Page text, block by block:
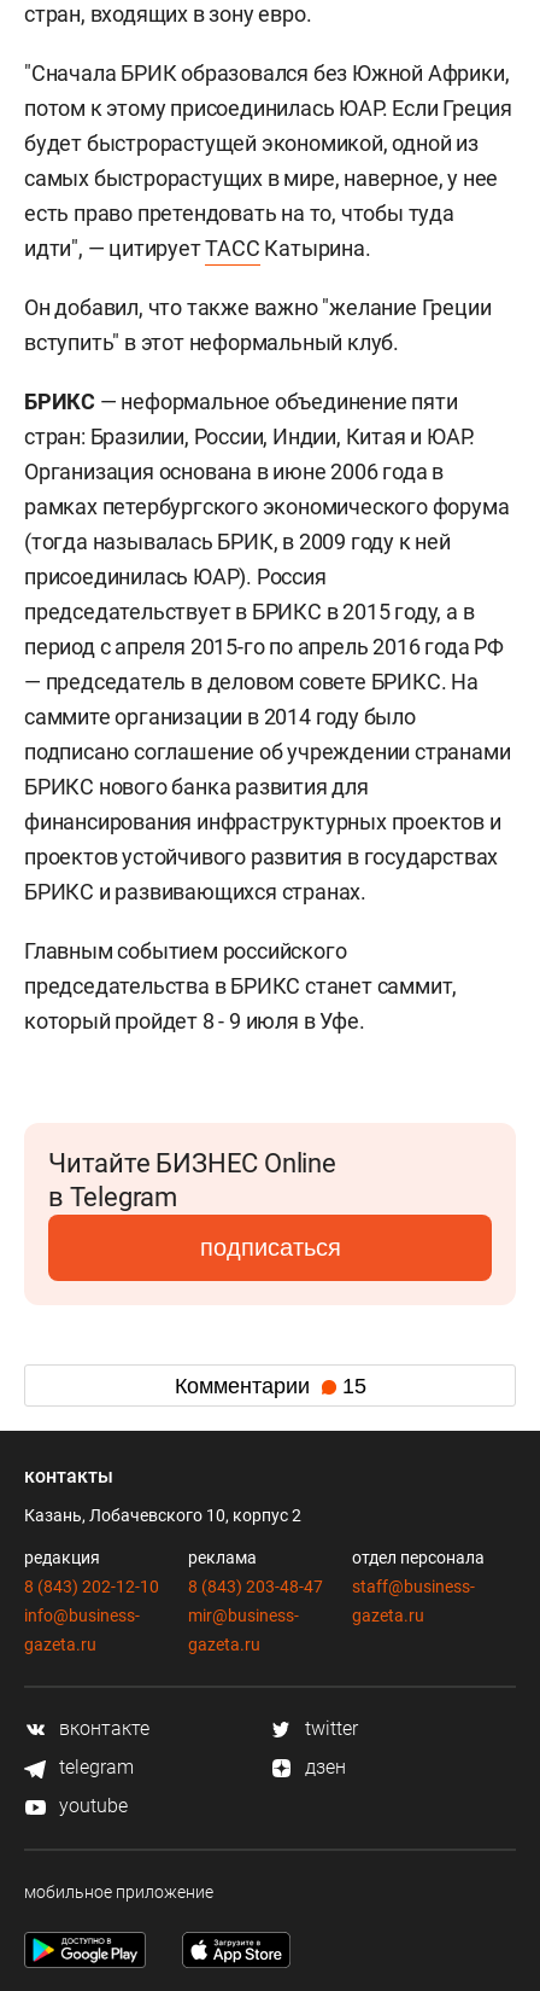
стран, входящих в зону евро.
"Сначала БРИК образовался без Южной Африки,
потом к этому присоединилась ЮАР. Если Греция
будет быстрорастущей экономикой, одной из
самых быстрорастущих в мире, наверное, у нее
есть право претендовать на то, чтобы туда
идти", — цитируетТАСС Катырина.
Он добавил, что также важно "желание Греции
вступить" в этот неформальный клуб.
БРИКС — неформальное объединение пяти
стран: Бразилии, России, Индии, Китая и ЮАР.
Организация основана в июне 2006 года в
рамках петербургского экономического форума
(тогда называлась БРИК, в 2009 году к ней
присоединилась ЮАР). Россия
председательствует в БРИКС в 2015 году, а в
период с апреля 2015-го по апрель 2016 года РФ
— председатель в деловом совете БРИКС. На
саммите организации в 2014 году было
подписано соглашение об учреждении странами
БРИКС нового банка развития для
финансирования инфраструктурных проектов и
проектов устойчивого развития в государствах
БРИКС и развивающихся странах.
Главным событием российского
председательства в БРИКС станет саммит,
который пройдет 8 - 9 июля в Уфе.
Читайте БИЗНЕС Online
в Telegram
подписаться
Комментарии 15
контакты
Казань, Лобачевского 10, корпус 2
редакция
8 (843) 202-12-10
info@business-
gazeta.ru
реклама
8 (843) 203-48-47
mir@business-
gazeta.ru
отдел персонала
staff@business-
gazeta.ru
вконтакте
twitter
telegram
дзен
youtube
мобильное приложение